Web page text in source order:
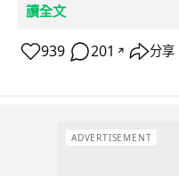
讀全文
939 201 ↗ 分享
ADVERTISEMENT